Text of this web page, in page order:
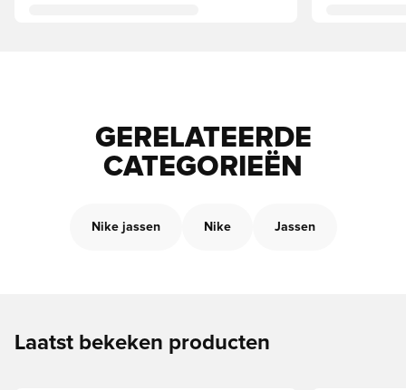
GERELATEERDE
CATEGORIEËN
Nike jassen Nike Jassen
Laatst bekeken producten